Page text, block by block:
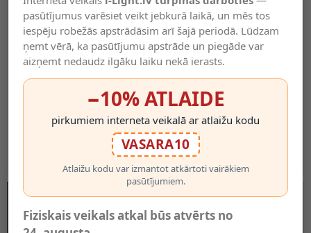
pasūtījumus varēsiet veikt jebkurā laikā, un mēs tos
iespēju robežās apstrādāsim arī šajā periodā. Lūdzam
ņemt vērā, ka pasūtījumu apstrāde un piegāde var
aizņemt nedaudz ilgāku laiku nekā ierasts.
−10% ATLAIDE
pirkumiem interneta veikalā ar atlaižu kodu
VASARA10
Atlaižu kodu var izmantot atkārtoti vairākiem
pasūtījumiem.
Fiziskais veikals atkal būs atvērts no